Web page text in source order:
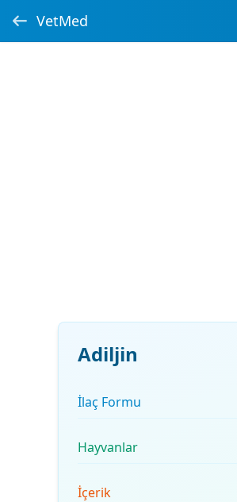
VetMed
Adiljin
İlaç Formu
Hayvanlar
İçerik